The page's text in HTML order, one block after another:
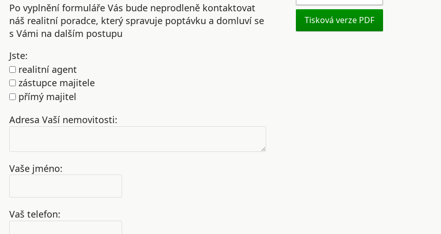
Po vyplnění formuláře Vás bude neprodleně kontaktovat
náš realitní poradce, který spravuje poptávku a domluví se
s Vámi na dalším postupu
Jste:
realitní agent
zástupce majitele
přímý majitel
Adresa Vaší nemovitosti:
Vaše jméno:
Vaš telefon:
Tisková verze PDF